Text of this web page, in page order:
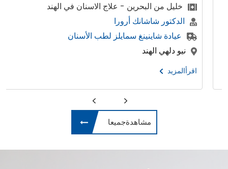
خليل من البحرين - علاج الاسنان في الهند
الدكتور شاشانك أرورا
عيادة شاينينغ سمايلز لطب الأسنان
نيو دلهي الهند
اقرأالمزيد
مشاهدةجميعا